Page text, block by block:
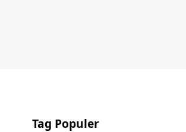
Tag Populer